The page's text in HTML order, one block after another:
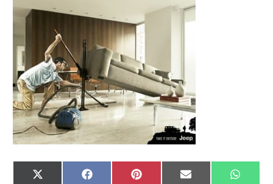
Compartir
X
Compartir
F
Compartir
P
Compartir
E
W